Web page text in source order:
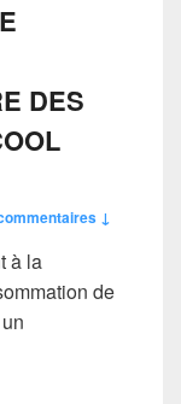
DES
↓
à la
de
SI UNE